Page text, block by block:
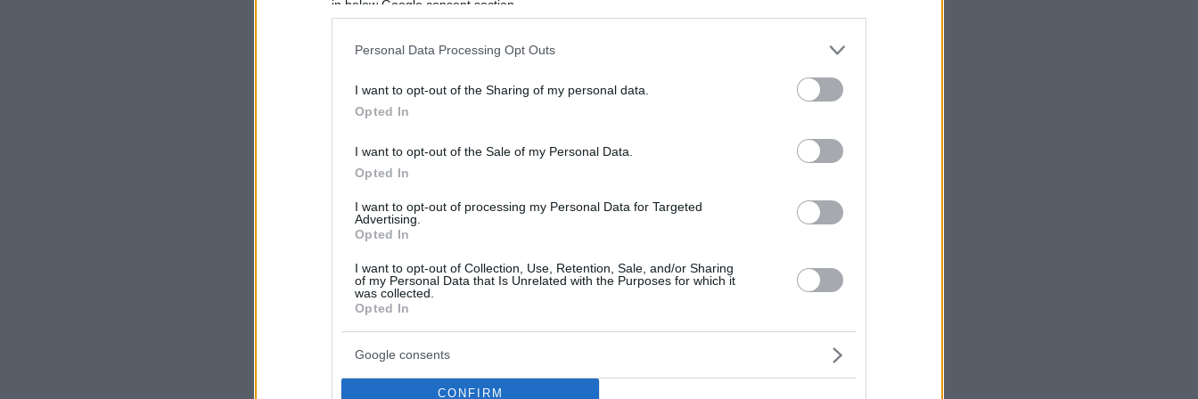
in below Google consent section.
Personal Data Processing Opt Outs
I want to opt-out of the Sharing of my personal data.
Opted In
I want to opt-out of the Sale of my Personal Data.
Opted In
I want to opt-out of processing my Personal Data for Targeted
Advertising.
Opted In
I want to opt-out of Collection, Use, Retention, Sale, and/or Sharing
of my Personal Data that Is Unrelated with the Purposes for which it
was collected.
Opted In
Google consents
CONFIRM